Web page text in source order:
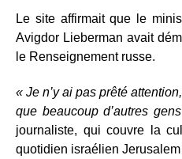
Le site affirmait que le
Avigdor Lieberman avait
le Renseignement russe.
« Je n’y ai pas prêté
que beaucoup d’autres
journaliste, qui couvre la
quotidien israélien Jerusalem